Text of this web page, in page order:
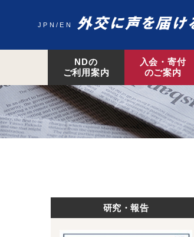
JPN EN
NDの
ご利用案内
入会・寄付
のご案内
研究・報告